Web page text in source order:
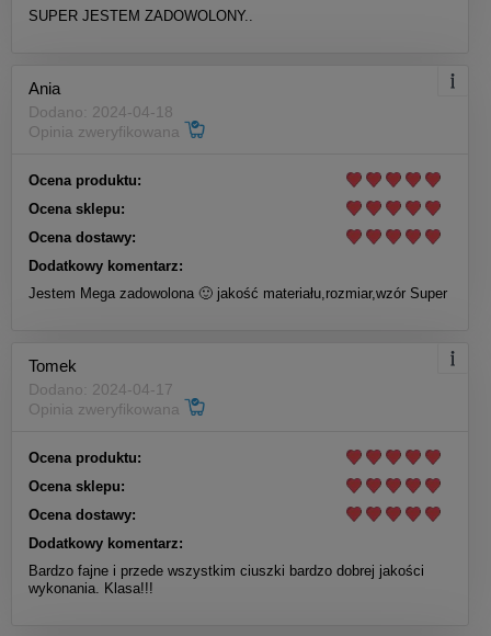
Biała
Do koszyka
Koszulka Treningowa męska FDF
Czarna
Do koszyka
SUPER JESTEM ZADOWOLONY..
Ania
Dodano: 2024-04-18
Opinia zweryfikowana
Ocena produktu:
Ocena sklepu:
Ocena dostawy:
Dodatkowy komentarz:
Jestem Mega zadowolona 🙂 jakość materiału,rozmiar,wzór Super
Tomek
Dodano: 2024-04-17
Opinia zweryfikowana
Ocena produktu:
Ocena sklepu:
Ocena dostawy:
Dodatkowy komentarz:
Bardzo fajne i przede wszystkim ciuszki bardzo dobrej jakości
wykonania. Klasa!!!